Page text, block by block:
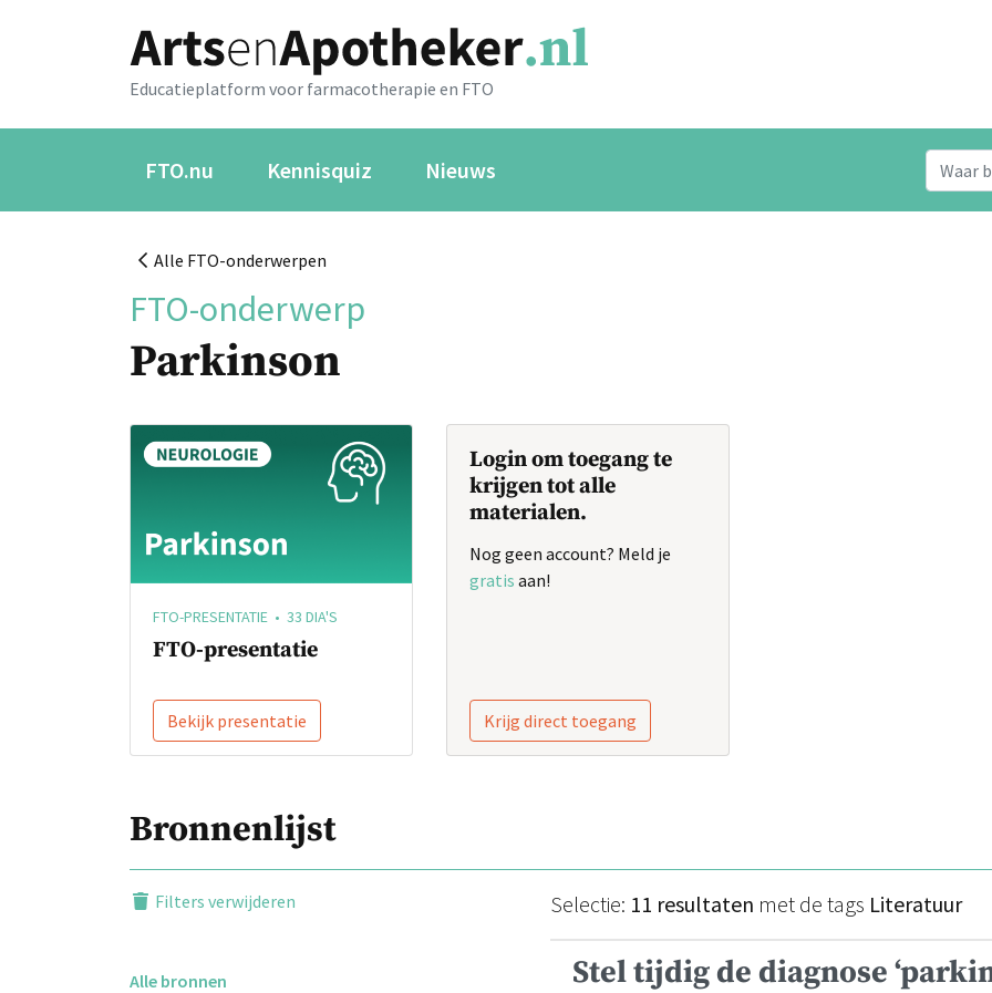
Educatieplatform voor farmacotherapie en FTO
FTO.nu Kennisquiz Nieuws
Alle FTO-onderwerpen
FTO-onderwerp
Parkinson
FTO-PRESENTATIE • 33 DIA'S
FTO-presentatie
Bekijk presentatie
Login om toegang te
krijgen tot alle
materialen.
Nog geen account? Meld je
gratis aan!
Krijg direct toegang
Bronnenlijst
Filters verwijderen
Alle bronnen
Selectie: 11 resultaten met de tags Literatuur
Stel tijdig de diagnose